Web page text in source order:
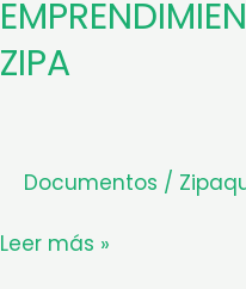
ZIPA
Documentos /
ARTESANOS
Y
ZIPA
Leer más »